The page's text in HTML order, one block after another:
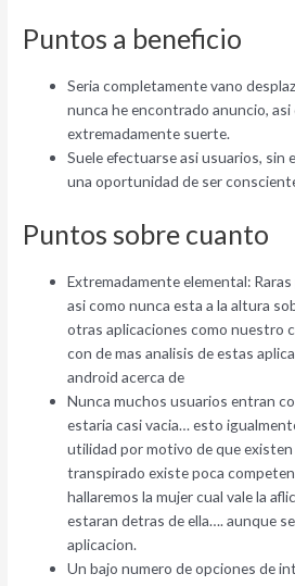
Puntos a beneficio
Seri­a completamente vano
nunca he encontrado anuncio, asi
extremadamente suerte.
Suele efectuarse asi usuarios, sin
una oportunidad de ser
Puntos sobre cuanto
Extremadamente elemental:
asi­ como nunca esta a la altura
otras aplicaciones como nuestro
con de mas analisis de estas
android acerca de
Nunca muchos usuarios entran
estaria casi vacia… esto
utilidad por motivo de que existen
transpirado existe poca
hallaremos la mujer cual vale la
estaran detras de ella…. aunque
aplicacion.
Un bajo numero de opciones de